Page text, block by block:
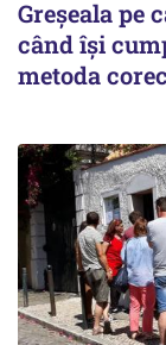
Greșeala pe
când își
metoda